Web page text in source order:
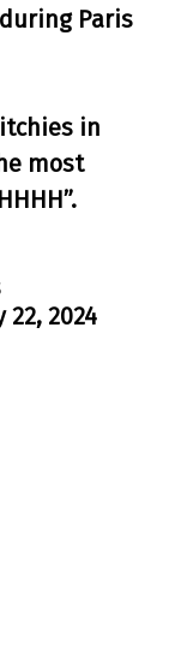
Paris
in
most
22, 2024